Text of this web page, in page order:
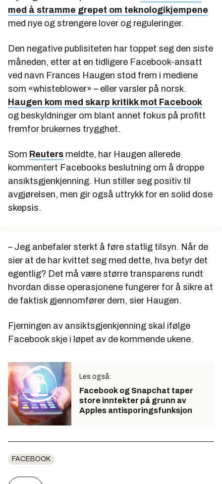
med å stramme grepet om teknologikjempene
med nye og strengere lover og reguleringer.
Den negative publisiteten har toppet seg den siste
måneden, etter at en tidligere Facebook-ansatt
ved navn Frances Haugen stod frem i mediene
som «whisteblower» – eller varsler på norsk.
Haugen kom med skarp kritikk mot Facebook
og beskyldninger om blant annet fokus på profitt
fremfor brukernes trygghet.
Som Reuters meldte, har Haugen allerede
kommentert Facebooks beslutning om å droppe
ansiktsgjenkjenning. Hun stiller seg positiv til
avgjørelsen, men gir også uttrykk for en solid dose
skepsis.
– Jeg anbefaler sterkt å føre statlig tilsyn. Når de
sier at de har kvittet seg med dette, hva betyr det
egentlig? Det må være større transparens rundt
hvordan disse operasjonene fungerer for å sikre at
de faktisk gjennomfører dem, sier Haugen.
Fjerningen av ansiktsgjenkjenning skal ifølge
Facebook skje i løpet av de kommende ukene.
Les også:
Facebook og Snapchat taper
store inntekter på grunn av
Apples antisporingsfunksjon
FACEBOOK